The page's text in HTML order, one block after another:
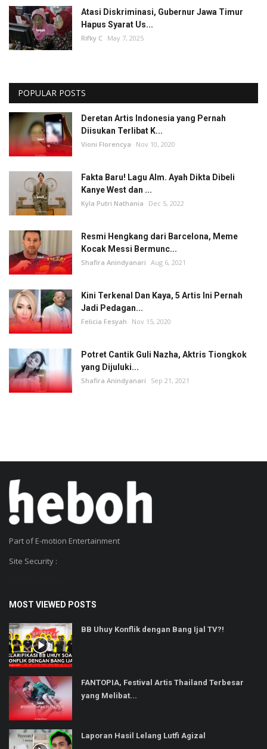
Atasi Diskriminasi, Gubernur Jawa Timur
Hapus Syarat Us...
Rifky C May 7, 2025
POPULAR POSTS
Deretan Artis Indonesia yang Pernah
Diisukan Terlibat K...
Vioni Florencya Nov 10, 2020
Fakta Baru! Lagu Alm. Ayah Dikta Dibeli
Kanye West dan ...
Kyla Putri Nathania Dec 5, 2022
Resmi Hengkang dari Barcelona, Meme
Kocak Messi Bermunc...
Shafira Anindyanari Aug 6, 2021
Kini Terkenal Dan Kaya, 5 Artis Ini Pernah
Jadi Pedagan...
Felicia Fesyah Nov 15, 2020
Potret Cantik Guli Nazha, Aktris Tiongkok
yang Dijuluki...
Shafira Anindyanari Sep 21, 2021
Part of E-motion Entertainment
Site Security :
MOST VIEWED POSTS
BB Uhuy Konflik dengan Bang Ijal TV?!
FANTOPIA, Festival Artis Thailand Terbesar
yang Melibat...
Laporan Hasil Lelang Lutfi Agizal